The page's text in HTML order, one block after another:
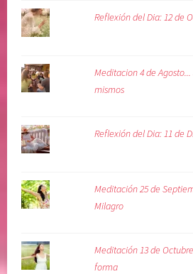
Reflexión del Dia: 12 de
Meditacion 4 de
mismos
Reflexión del Dia: 11 de
Meditación 25 de
Milagro
Meditación 13 de
forma